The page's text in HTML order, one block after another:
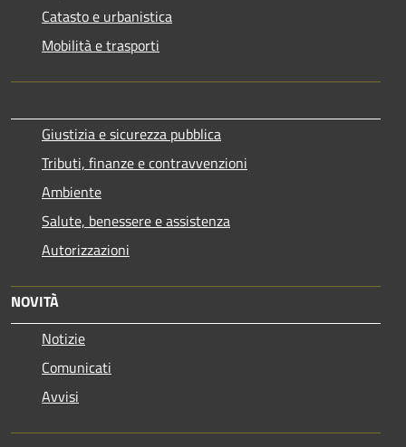
Catasto e urbanistica
Mobilità e trasporti
Giustizia e sicurezza pubblica
Tributi, finanze e contravvenzioni
Ambiente
Salute, benessere e assistenza
Autorizzazioni
NOVITÀ
Notizie
Comunicati
Avvisi